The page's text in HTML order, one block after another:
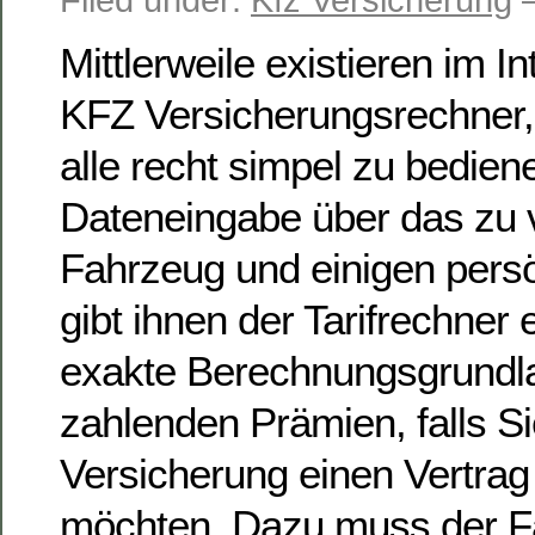
Mittlerweile existieren im
KFZ
alle recht simpel zu
Dateneingabe über das zu
Fahrzeug und einigen
gibt ihnen der Tarifrechner
exakte
zahlenden Prämien, falls
Versicherung einen
möchten. Dazu muss der